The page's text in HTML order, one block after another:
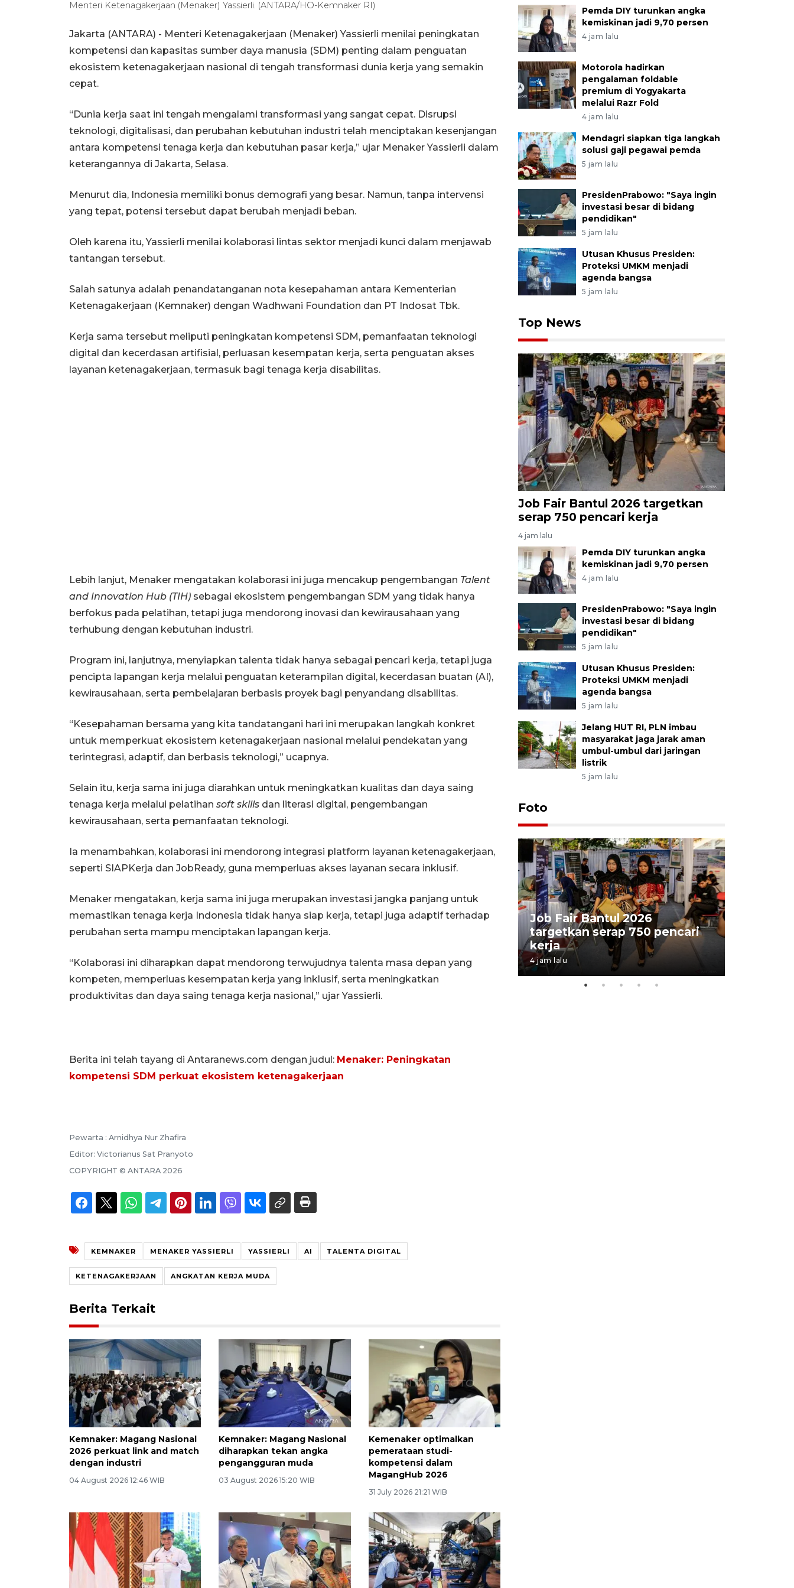
Menteri Ketenagakerjaan (Menaker) Yassierli. (ANTARA/HO-Kemnaker RI)
Jakarta (ANTARA) - Menteri Ketenagakerjaan (Menaker) Yassierli menilai peningkatan
kompetensi dan kapasitas sumber daya manusia (SDM) penting dalam penguatan
ekosistem ketenagakerjaan nasional di tengah transformasi dunia kerja yang semakin
cepat.
“Dunia kerja saat ini tengah mengalami transformasi yang sangat cepat. Disrupsi
teknologi, digitalisasi, dan perubahan kebutuhan industri telah menciptakan kesenjangan
antara kompetensi tenaga kerja dan kebutuhan pasar kerja,” ujar Menaker Yassierli dalam
keterangannya di Jakarta, Selasa.
Menurut dia, Indonesia memiliki bonus demografi yang besar. Namun, tanpa intervensi
yang tepat, potensi tersebut dapat berubah menjadi beban.
Oleh karena itu, Yassierli menilai kolaborasi lintas sektor menjadi kunci dalam menjawab
tantangan tersebut.
Salah satunya adalah penandatanganan nota kesepahaman antara Kementerian
Ketenagakerjaan (Kemnaker) dengan Wadhwani Foundation dan PT Indosat Tbk.
Kerja sama tersebut meliputi peningkatan kompetensi SDM, pemanfaatan teknologi
digital dan kecerdasan artifisial, perluasan kesempatan kerja, serta penguatan akses
layanan ketenagakerjaan, termasuk bagi tenaga kerja disabilitas.
Lebih lanjut, Menaker mengatakan kolaborasi ini juga mencakup pengembangan Talent
and Innovation Hub (TIH) sebagai ekosistem pengembangan SDM yang tidak hanya
berfokus pada pelatihan, tetapi juga mendorong inovasi dan kewirausahaan yang
terhubung dengan kebutuhan industri.
Program ini, lanjutnya, menyiapkan talenta tidak hanya sebagai pencari kerja, tetapi juga
pencipta lapangan kerja melalui penguatan keterampilan digital, kecerdasan buatan (AI),
kewirausahaan, serta pembelajaran berbasis proyek bagi penyandang disabilitas.
“Kesepahaman bersama yang kita tandatangani hari ini merupakan langkah konkret
untuk memperkuat ekosistem ketenagakerjaan nasional melalui pendekatan yang
terintegrasi, adaptif, dan berbasis teknologi,” ucapnya.
Selain itu, kerja sama ini juga diarahkan untuk meningkatkan kualitas dan daya saing
tenaga kerja melalui pelatihan soft skills dan literasi digital, pengembangan
kewirausahaan, serta pemanfaatan teknologi.
Ia menambahkan, kolaborasi ini mendorong integrasi platform layanan ketenagakerjaan,
seperti SIAPKerja dan JobReady, guna memperluas akses layanan secara inklusif.
Menaker mengatakan, kerja sama ini juga merupakan investasi jangka panjang untuk
memastikan tenaga kerja Indonesia tidak hanya siap kerja, tetapi juga adaptif terhadap
perubahan serta mampu menciptakan lapangan kerja.
“Kolaborasi ini diharapkan dapat mendorong terwujudnya talenta masa depan yang
kompeten, memperluas kesempatan kerja yang inklusif, serta meningkatkan
produktivitas dan daya saing tenaga kerja nasional,” ujar Yassierli.
Berita ini telah tayang di Antaranews.com dengan judul: Menaker: Peningkatan
kompetensi SDM perkuat ekosistem ketenagakerjaan
Pewarta : Arnidhya Nur Zhafira
Editor: Victorianus Sat Pranyoto
COPYRIGHT © ANTARA 2026
KEMNAKER MENAKER YASSIERLI YASSIERLI AI TALENTA DIGITAL
KETENAGAKERJAAN ANGKATAN KERJA MUDA
Berita Terkait
Kemnaker: Magang Nasional
2026 perkuat link and match
dengan industri
04 August 2026 12:46 WIB
Kemnaker: Magang Nasional
diharapkan tekan angka
pengangguran muda
03 August 2026 15:20 WIB
Kemenaker optimalkan
pemerataan studi-
kompetensi dalam
MagangHub 2026
31 July 2026 21:21 WIB
Pemda DIY turunkan angka
kemiskinan jadi 9,70 persen
4 jam lalu
Motorola hadirkan
pengalaman foldable
premium di Yogyakarta
melalui Razr Fold
4 jam lalu
Mendagri siapkan tiga langkah
solusi gaji pegawai pemda
5 jam lalu
PresidenPrabowo: "Saya ingin
investasi besar di bidang
pendidikan"
5 jam lalu
Utusan Khusus Presiden:
Proteksi UMKM menjadi
agenda bangsa
5 jam lalu
Top News
Job Fair Bantul 2026 targetkan
serap 750 pencari kerja
4 jam lalu
Pemda DIY turunkan angka
kemiskinan jadi 9,70 persen
4 jam lalu
PresidenPrabowo: "Saya ingin
investasi besar di bidang
pendidikan"
5 jam lalu
Utusan Khusus Presiden:
Proteksi UMKM menjadi
agenda bangsa
5 jam lalu
Jelang HUT RI, PLN imbau
masyarakat jaga jarak aman
umbul-umbul dari jaringan
listrik
5 jam lalu
Foto
Pameran seni rupa karya
03 August 2026 13:03 WIB
Job Fair Bantul 2026
targetkan serap 750 pencari
kerja
4 jam lalu